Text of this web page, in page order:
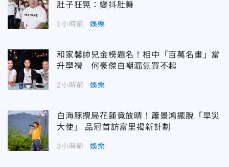
肚子狂晃：變抖肚舞
1小時前 娛樂
和家馨帥兒金榜題名！相中「百萬名畫」當
升學禮 何豪傑自嘲漏氣買不起
2小時前 娛樂
白海豚攪局花蓮竟放晴！蕭景鴻擺脫「旱災
大使」 品冠首訪富里揭新計劃
3小時前 娛樂